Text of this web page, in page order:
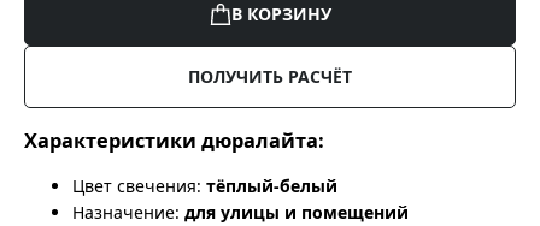
В КОРЗИНУ
ПОЛУЧИТЬ РАСЧЁТ
Характеристики дюралайта:
Цвет свечения: тёплый-белый
Назначение: для улицы и помещений